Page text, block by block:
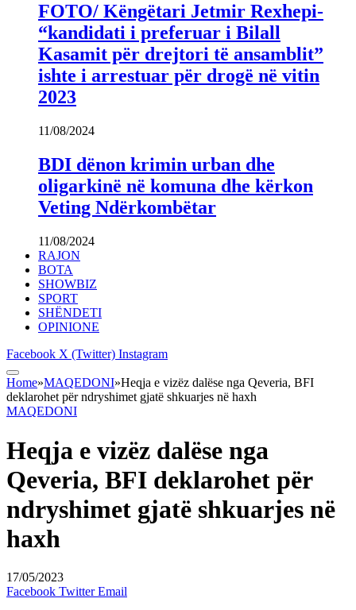
FOTO/ Këngëtari Jetmir Rexhepi-
“kandidati i preferuar i Bilall
Kasamit për drejtori të ansamblit”
ishte i arrestuar për drogë në vitin
2023
11/08/2024
BDI dënon krimin urban dhe
oligarkinë në komuna dhe kërkon
Veting Ndërkombëtar
11/08/2024
RAJON
BOTA
SHOWBIZ
SPORT
SHËNDETI
OPINIONE
Facebook X (Twitter) Instagram
Home»MAQEDONI»Heqja e vizëz dalëse nga Qeveria, BFI
deklarohet për ndryshimet gjatë shkuarjes në haxh
MAQEDONI
Heqja e vizëz dalëse nga
Qeveria, BFI deklarohet për
ndryshimet gjatë shkuarjes në
haxh
17/05/2023
Facebook Twitter Email